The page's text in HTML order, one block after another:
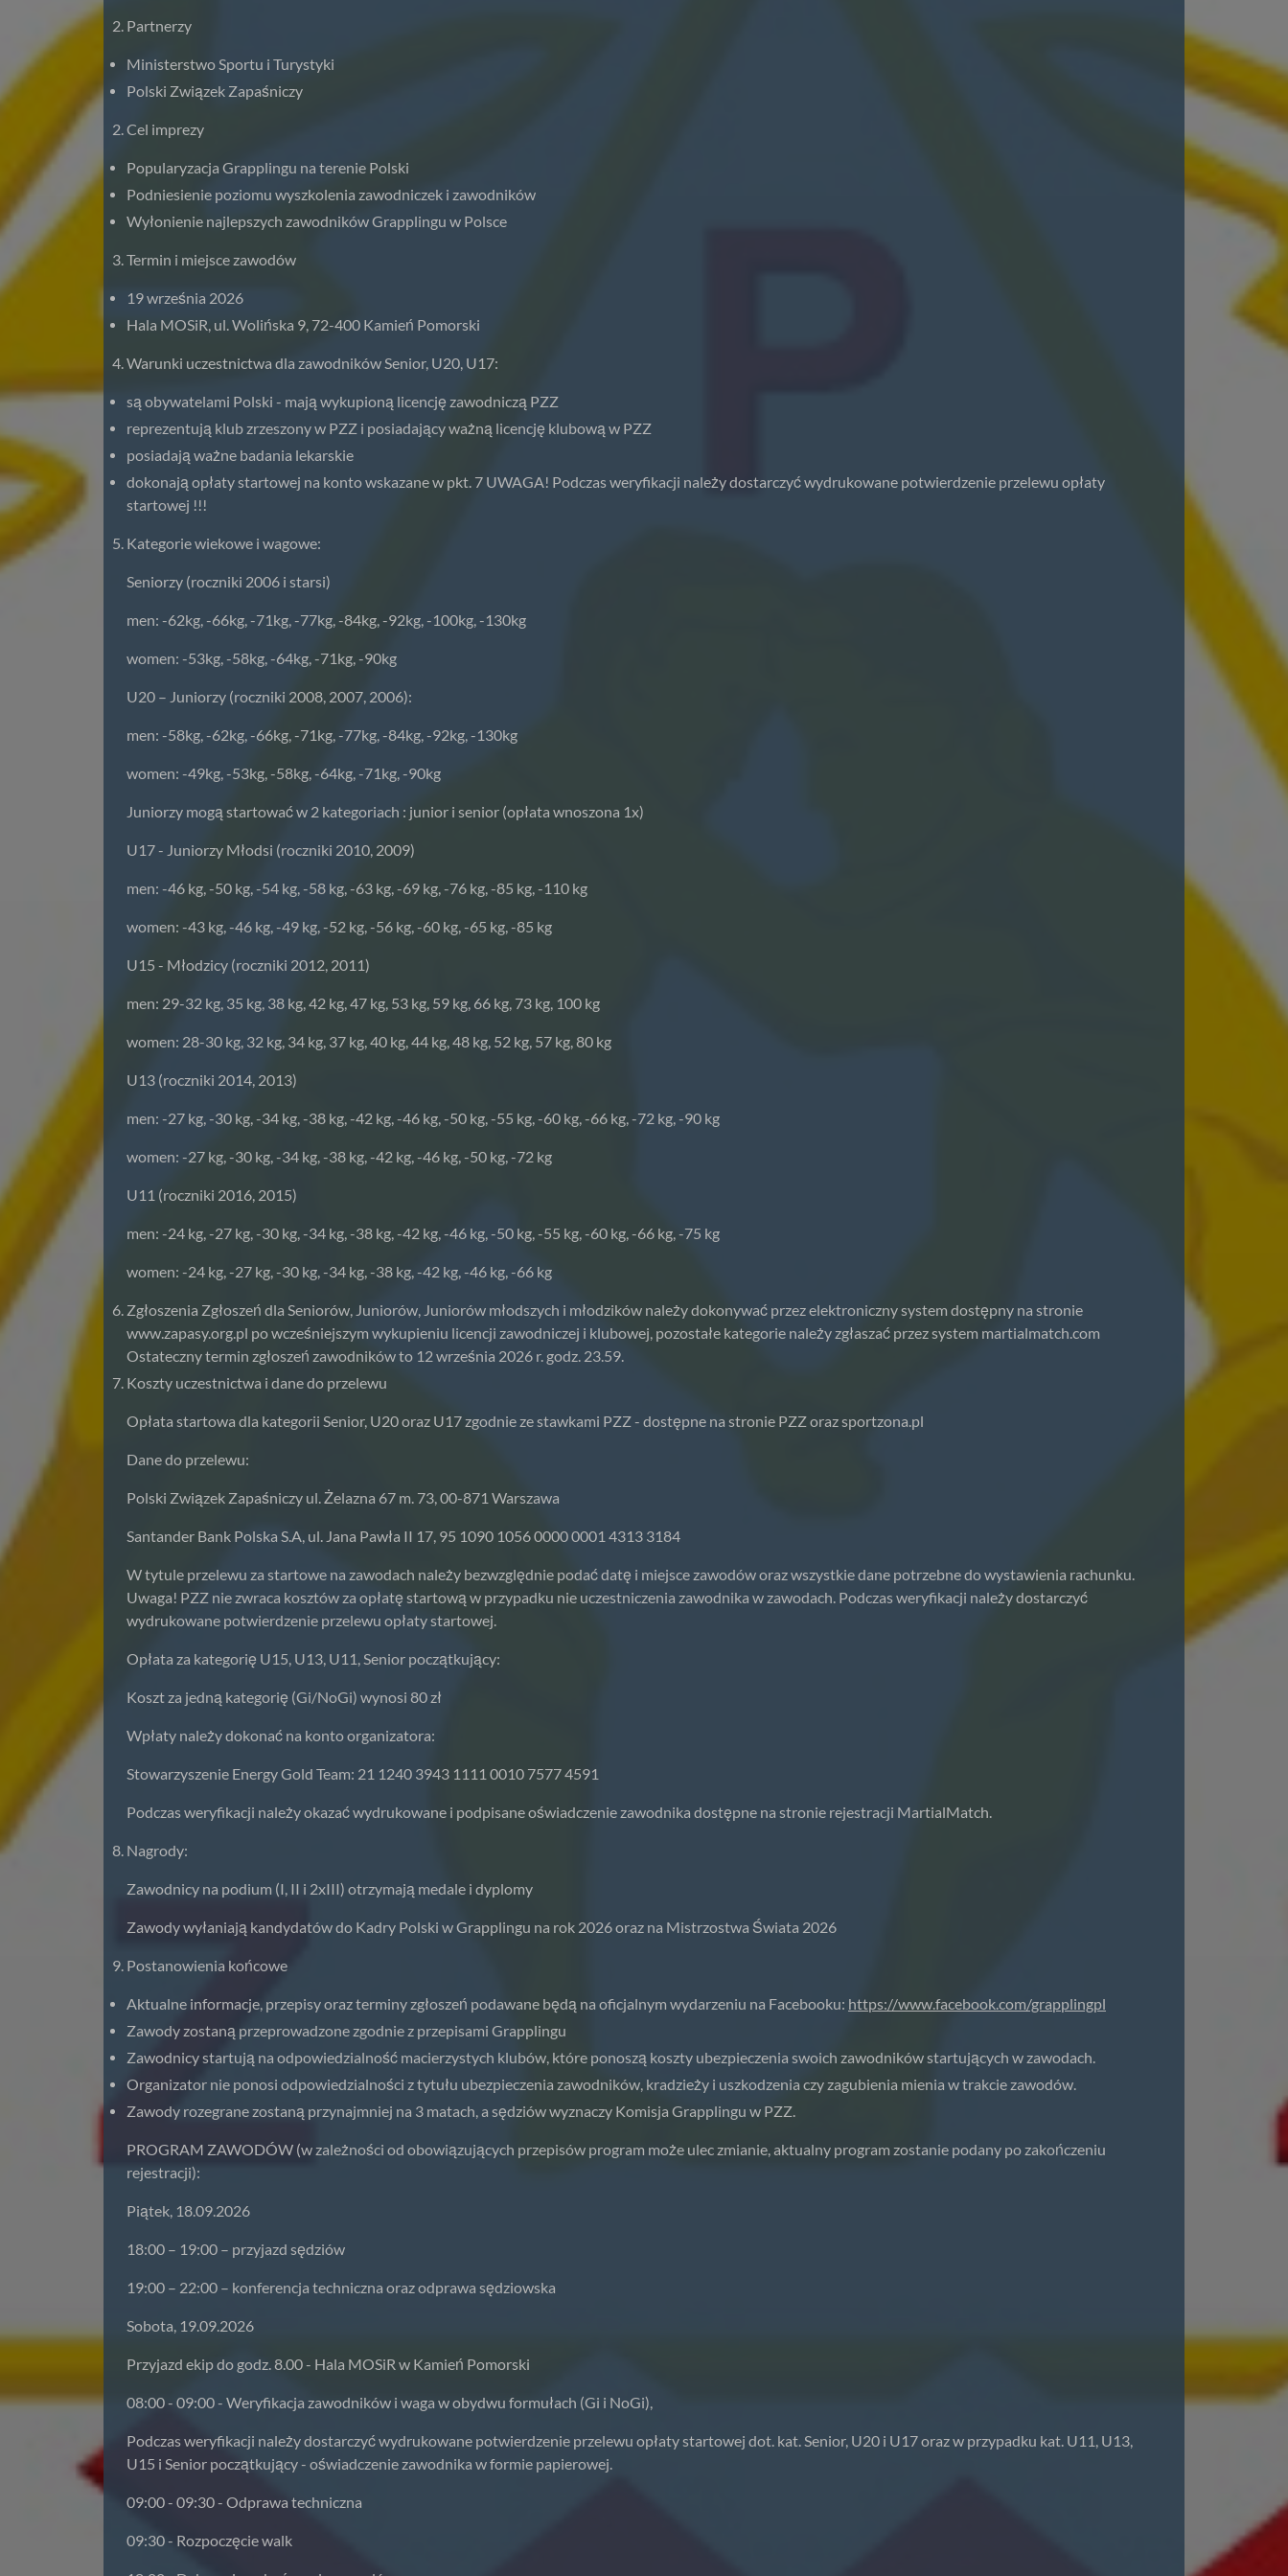
Partnerzy
Ministerstwo Sportu i Turystyki
Polski Związek Zapaśniczy
Cel imprezy
Popularyzacja Grapplingu na terenie Polski
Podniesienie poziomu wyszkolenia zawodniczek i zawodników
Wyłonienie najlepszych zawodników Grapplingu w Polsce
Termin i miejsce zawodów
19 września 2026
Hala MOSiR, ul. Wolińska 9, 72-400 Kamień Pomorski
Warunki uczestnictwa dla zawodników Senior, U20, U17:
są obywatelami Polski - mają wykupioną licencję zawodniczą PZZ
reprezentują klub zrzeszony w PZZ i posiadający ważną licencję klubową w PZZ
posiadają ważne badania lekarskie
dokonają opłaty startowej na konto wskazane w pkt. 7 UWAGA! Podczas weryfikacji należy dostarczyć wydrukowane potwierdzenie przelewu opłaty
startowej !!!
Kategorie wiekowe i wagowe:
Seniorzy (roczniki 2006 i starsi)
men: -62kg, -66kg, -71kg, -77kg, -84kg, -92kg, -100kg, -130kg
women: -53kg, -58kg, -64kg, -71kg, -90kg
U20 – Juniorzy (roczniki 2008, 2007, 2006):
men: -58kg, -62kg, -66kg, -71kg, -77kg, -84kg, -92kg, -130kg
women: -49kg, -53kg, -58kg, -64kg, -71kg, -90kg
Juniorzy mogą startować w 2 kategoriach : junior i senior (opłata wnoszona 1x)
U17 - Juniorzy Młodsi (roczniki 2010, 2009)
men: -46 kg, -50 kg, -54 kg, -58 kg, -63 kg, -69 kg, -76 kg, -85 kg, -110 kg
women: -43 kg, -46 kg, -49 kg, -52 kg, -56 kg, -60 kg, -65 kg, -85 kg
U15 - Młodzicy (roczniki 2012, 2011)
men: 29-32 kg, 35 kg, 38 kg, 42 kg, 47 kg, 53 kg, 59 kg, 66 kg, 73 kg, 100 kg
women: 28-30 kg, 32 kg, 34 kg, 37 kg, 40 kg, 44 kg, 48 kg, 52 kg, 57 kg, 80 kg
U13 (roczniki 2014, 2013)
men: -27 kg, -30 kg, -34 kg, -38 kg, -42 kg, -46 kg, -50 kg, -55 kg, -60 kg, -66 kg, -72 kg, -90 kg
women: -27 kg, -30 kg, -34 kg, -38 kg, -42 kg, -46 kg, -50 kg, -72 kg
U11 (roczniki 2016, 2015)
men: -24 kg, -27 kg, -30 kg, -34 kg, -38 kg, -42 kg, -46 kg, -50 kg, -55 kg, -60 kg, -66 kg, -75 kg
women: -24 kg, -27 kg, -30 kg, -34 kg, -38 kg, -42 kg, -46 kg, -66 kg
Zgłoszenia Zgłoszeń dla Seniorów, Juniorów, Juniorów młodszych i młodzików należy dokonywać przez elektroniczny system dostępny na stronie
www.zapasy.org.pl po wcześniejszym wykupieniu licencji zawodniczej i klubowej, pozostałe kategorie należy zgłaszać przez system martialmatch.com
Ostateczny termin zgłoszeń zawodników to 12 września 2026 r. godz. 23.59.
Koszty uczestnictwa i dane do przelewu
Opłata startowa dla kategorii Senior, U20 oraz U17 zgodnie ze stawkami PZZ - dostępne na stronie PZZ oraz sportzona.pl
Dane do przelewu:
Polski Związek Zapaśniczy ul. Żelazna 67 m. 73, 00-871 Warszawa
Santander Bank Polska S.A, ul. Jana Pawła II 17, 95 1090 1056 0000 0001 4313 3184
W tytule przelewu za startowe na zawodach należy bezwzględnie podać datę i miejsce zawodów oraz wszystkie dane potrzebne do wystawienia rachunku.
Uwaga! PZZ nie zwraca kosztów za opłatę startową w przypadku nie uczestniczenia zawodnika w zawodach. Podczas weryfikacji należy dostarczyć
wydrukowane potwierdzenie przelewu opłaty startowej.
Opłata za kategorię U15, U13, U11, Senior początkujący:
Koszt za jedną kategorię (Gi/NoGi) wynosi 80 zł
Wpłaty należy dokonać na konto organizatora:
Stowarzyszenie Energy Gold Team: 21 1240 3943 1111 0010 7577 4591
Podczas weryfikacji należy okazać wydrukowane i podpisane oświadczenie zawodnika dostępne na stronie rejestracji MartialMatch.
Nagrody:
Zawodnicy na podium (I, II i 2xIII) otrzymają medale i dyplomy
Zawody wyłaniają kandydatów do Kadry Polski w Grapplingu na rok 2026 oraz na Mistrzostwa Świata 2026
Postanowienia końcowe
Aktualne informacje, przepisy oraz terminy zgłoszeń podawane będą na oficjalnym wydarzeniu na Facebooku: https://www.facebook.com/grapplingpl
Zawody zostaną przeprowadzone zgodnie z przepisami Grapplingu
Zawodnicy startują na odpowiedzialność macierzystych klubów, które ponoszą koszty ubezpieczenia swoich zawodników startujących w zawodach.
Organizator nie ponosi odpowiedzialności z tytułu ubezpieczenia zawodników, kradzieży i uszkodzenia czy zagubienia mienia w trakcie zawodów.
Zawody rozegrane zostaną przynajmniej na 3 matach, a sędziów wyznaczy Komisja Grapplingu w PZZ.
PROGRAM ZAWODÓW (w zależności od obowiązujących przepisów program może ulec zmianie, aktualny program zostanie podany po zakończeniu
rejestracji):
Piątek, 18.09.2026
18:00 – 19:00 – przyjazd sędziów
19:00 – 22:00 – konferencja techniczna oraz odprawa sędziowska
Sobota, 19.09.2026
Przyjazd ekip do godz. 8.00 - Hala MOSiR w Kamień Pomorski
08:00 - 09:00 - Weryfikacja zawodników i waga w obydwu formułach (Gi i NoGi),
Podczas weryfikacji należy dostarczyć wydrukowane potwierdzenie przelewu opłaty startowej dot. kat. Senior, U20 i U17 oraz w przypadku kat. U11, U13,
U15 i Senior początkujący - oświadczenie zawodnika w formie papierowej.
09:00 - 09:30 - Odprawa techniczna
09:30 - Rozpoczęcie walk